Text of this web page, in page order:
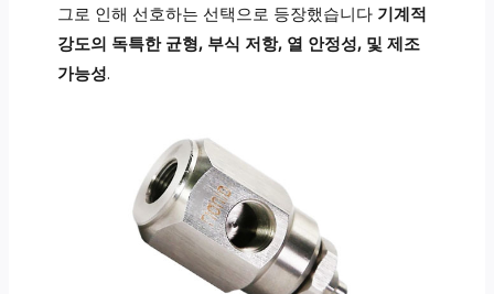
그로 인해 선호하는 선택으로 등장했습니다 기계적
강도의 독특한 균형, 부식 저항, 열 안정성, 및 제조
가능성.